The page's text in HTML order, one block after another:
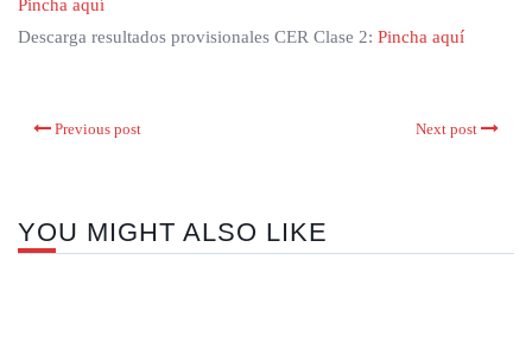
Pincha aquí
Descarga resultados provisionales CER Clase 2: Pincha aquí
Previous post Next post
YOU MIGHT ALSO LIKE